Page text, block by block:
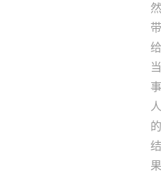
然
带
给
当
事
人
的
结
果